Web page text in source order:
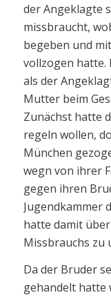
der Angeklagte
missbraucht,
begeben und
vollzogen hatte.
als der
Mutter beim
Zunächst hatte
regeln wollen,
München
wegn von ihrer
gegen ihren
Jugendkammer
hatte damit über
Missbrauchs zu
Da der Bruder
gehandelt hatte